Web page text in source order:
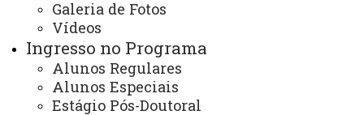
Galeria de Fotos
Vídeos
Ingresso no Programa
Alunos Regulares
Alunos Especiais
Estágio Pós-Doutoral
Mestrado em Serviço Social
EDITAL DE CONVOCAÇÃO PARA
MATRÍCULA DOS ALUNOS